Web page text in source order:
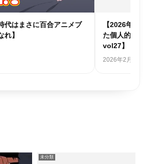
代はまさに百合アニメブ
れ】
【2026年ア
た個人的アニ
vol27】
2026年2月1日
未分類